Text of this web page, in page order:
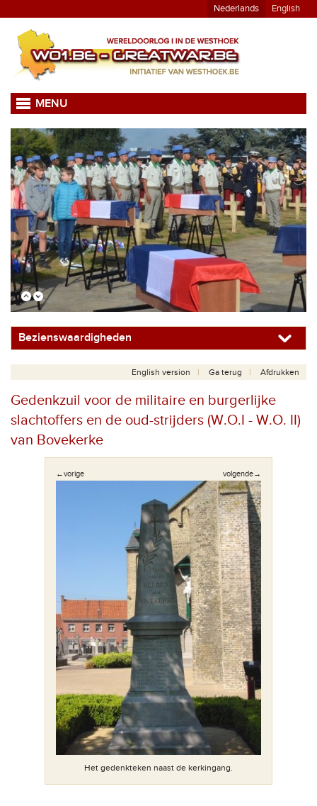
Nederlands English
MENU
Bezienswaardigheden
English version Ga terug Afdrukken
Gedenkzuil voor de militaire en burgerlijke
slachtoffers en de oud-strijders (W.O.I - W.O. II)
van Bovekerke
←vorige volgende→
Het gedenkteken naast de kerkingang.